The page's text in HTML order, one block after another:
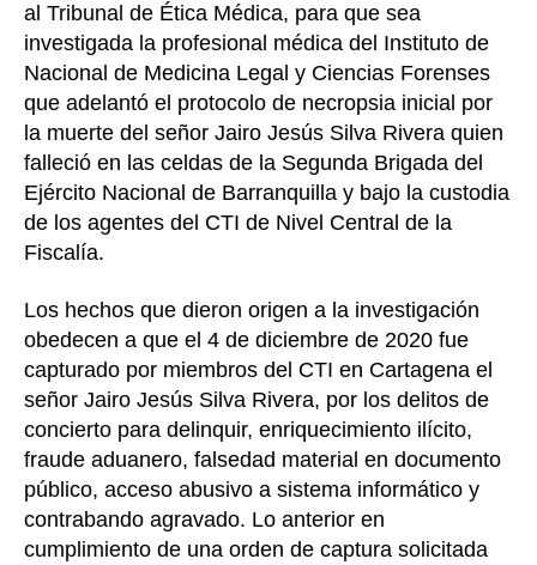
al Tribunal de Ética Médica, para que sea
investigada la profesional médica del Instituto de
Nacional de Medicina Legal y Ciencias Forenses
que adelantó el protocolo de necropsia inicial por
la muerte del señor Jairo Jesús Silva Rivera quien
falleció en las celdas de la Segunda Brigada del
Ejército Nacional de Barranquilla y bajo la custodia
de los agentes del CTI de Nivel Central de la
Fiscalía.
Los hechos que dieron origen a la investigación
obedecen a que el 4 de diciembre de 2020 fue
capturado por miembros del CTI en Cartagena el
señor Jairo Jesús Silva Rivera, por los delitos de
concierto para delinquir, enriquecimiento ilícito,
fraude aduanero, falsedad material en documento
público, acceso abusivo a sistema informático y
contrabando agravado. Lo anterior en
cumplimiento de una orden de captura solicitada